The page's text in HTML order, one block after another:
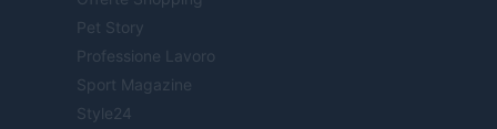
Pet Story
Professione Lavoro
Sport Magazine
Style24